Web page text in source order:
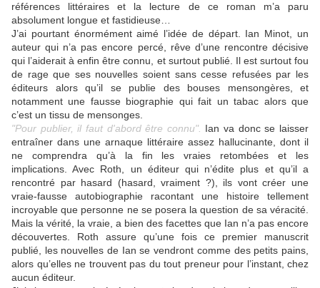
références littéraires et la lecture de ce roman m’a paru
absolument longue et fastidieuse…
J’ai pourtant énormément aimé l’idée de départ. Ian Minot, un
auteur qui n’a pas encore percé, rêve d’une rencontre décisive
qui l’aiderait à enfin être connu, et surtout publié. Il est surtout fou
de rage que ses nouvelles soient sans cesse refusées par les
éditeurs alors qu’il se publie des bouses mensongères, et
notamment une fausse biographie qui fait un tabac alors que
c’est un tissu de mensonges.
"Pour publier, il faut d'abord être connu". Ian va donc se laisser
entraîner dans une arnaque littéraire assez hallucinante, dont il
ne comprendra qu’à la fin les vraies retombées et les
implications. Avec Roth, un éditeur qui n’édite plus et qu’il a
rencontré par hasard (hasard, vraiment ?), ils vont créer une
vraie-fausse autobiographie racontant une histoire tellement
incroyable que personne ne se posera la question de sa véracité.
Mais la vérité, la vraie, a bien des facettes que Ian n’a pas encore
découvertes. Roth assure qu’une fois ce premier manuscrit
publié, les nouvelles de Ian se vendront comme des petits pains,
alors qu’elles ne trouvent pas du tout preneur pour l’instant, chez
aucun éditeur.